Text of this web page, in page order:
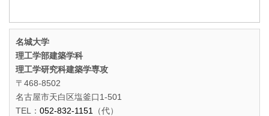
名城大学
理工学部建築学科
理工学研究科建築学専攻
〒468-8502
名古屋市天白区塩釜口1-501
TEL： 052-832-1151 （代）